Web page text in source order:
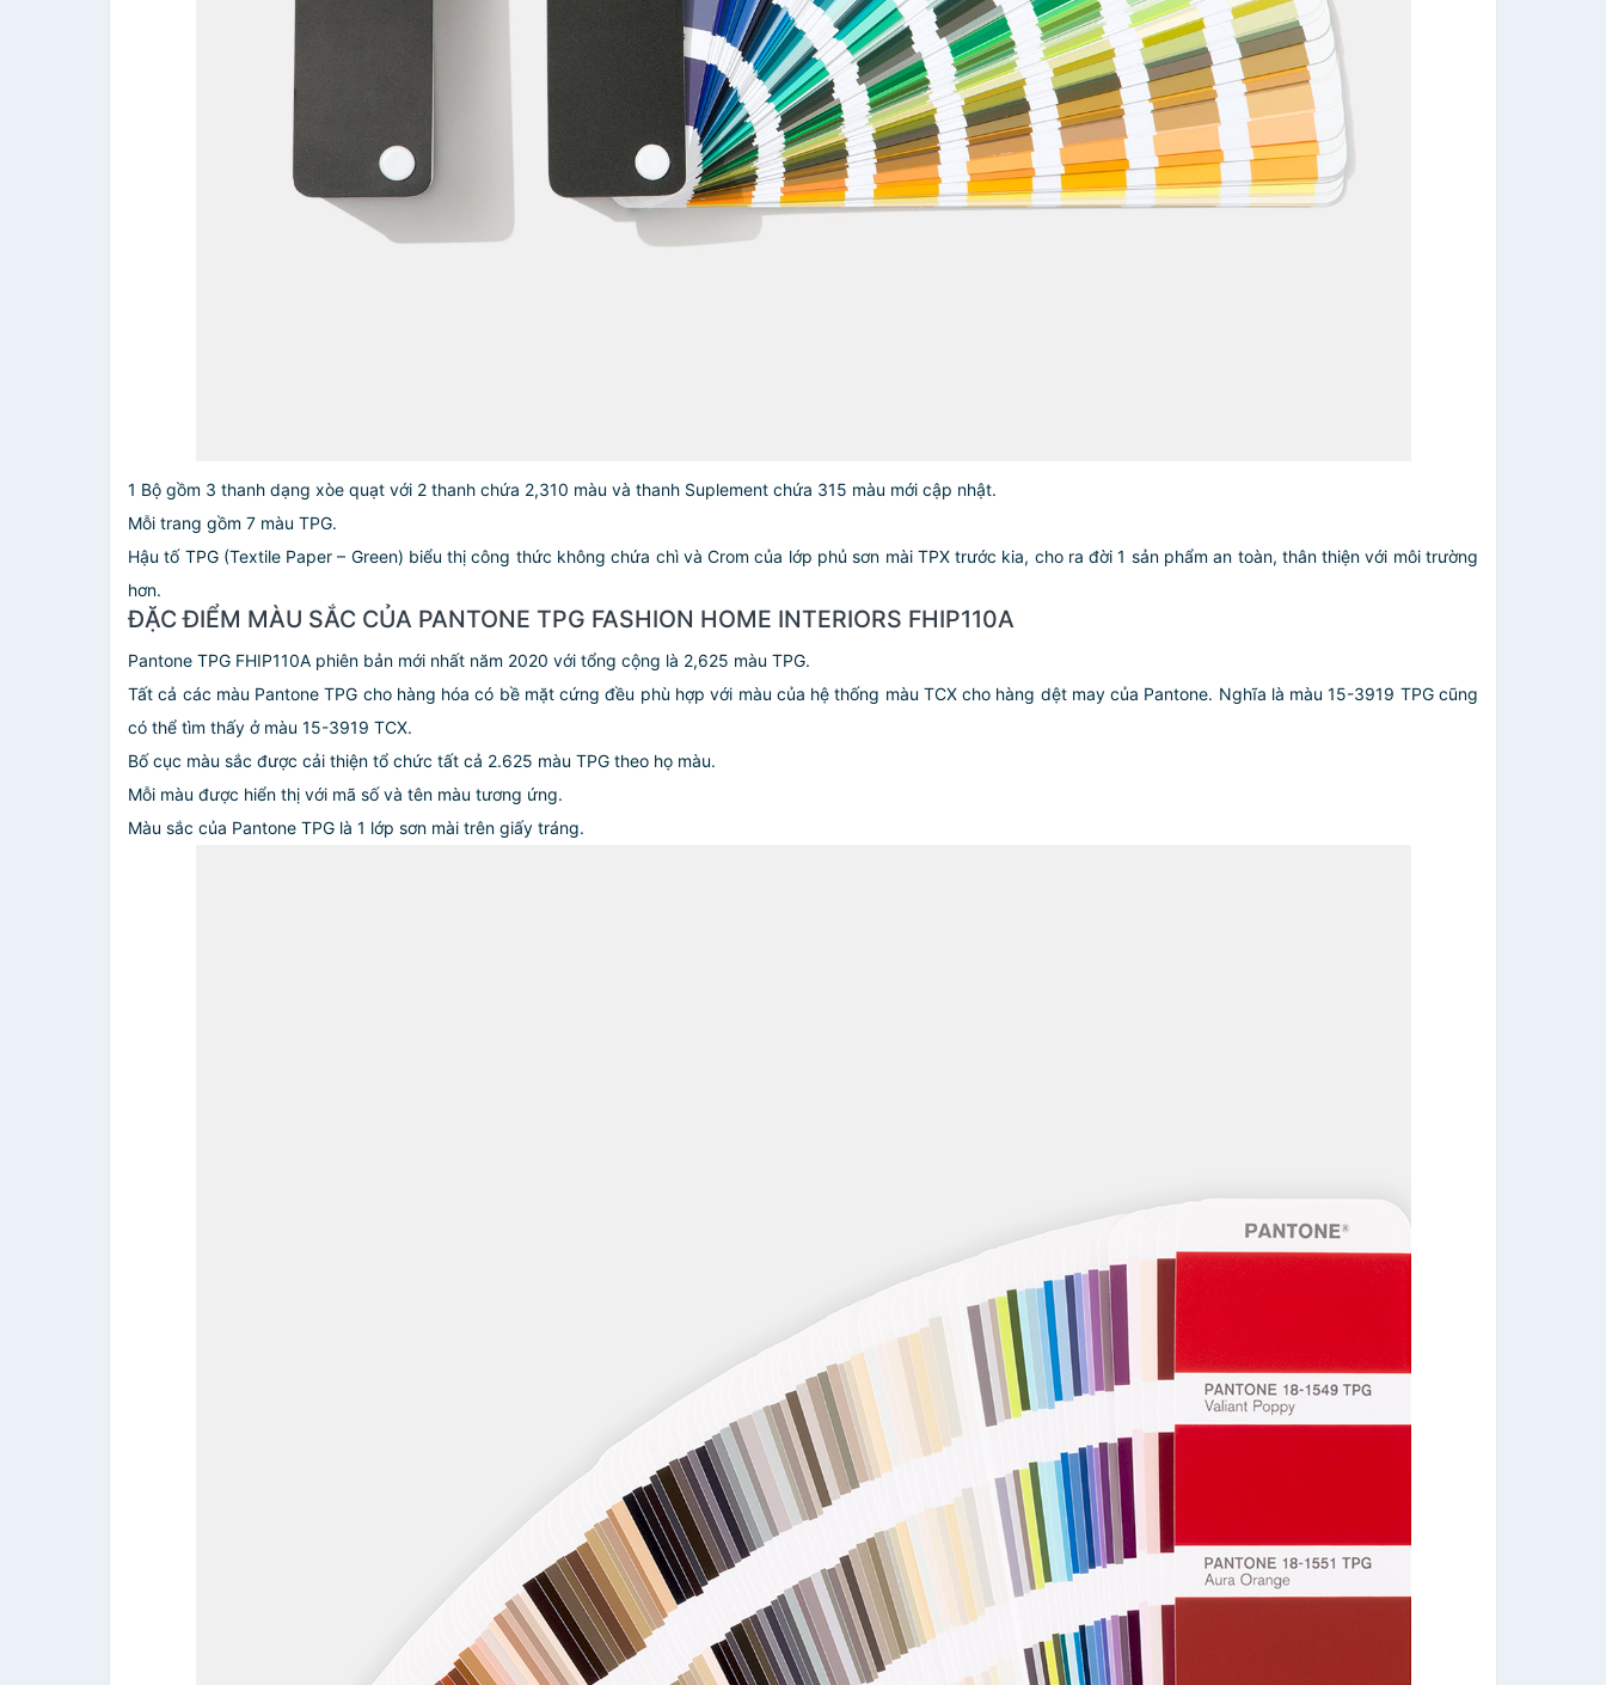
1 Bộ gồm 3 thanh dạng xòe quạt với 2 thanh chứa 2,310 màu và thanh Suplement chứa 315 màu mới cập nhật.
Mỗi trang gồm 7 màu TPG.
Hậu tố TPG (Textile Paper – Green) biểu thị công thức không chứa chì và Crom của lớp phủ sơn mài TPX trước kia, cho ra đời 1 sản phẩm an toàn, thân thiện với môi trường
hơn.
ĐẶC ĐIỂM MÀU SẮC CỦA PANTONE TPG FASHION HOME INTERIORS FHIP110A
Pantone TPG FHIP110A phiên bản mới nhất năm 2020 với tổng cộng là 2,625 màu TPG.
Tất cả các màu Pantone TPG cho hàng hóa có bề mặt cứng đều phù hợp với màu của hệ thống màu TCX cho hàng dệt may của Pantone. Nghĩa là màu 15-3919 TPG cũng
có thể tìm thấy ở màu 15-3919 TCX.
Bố cục màu sắc được cải thiện tổ chức tất cả 2.625 màu TPG theo họ màu.
Mỗi màu được hiển thị với mã số và tên màu tương ứng.
Màu sắc của Pantone TPG là 1 lớp sơn mài trên giấy tráng.